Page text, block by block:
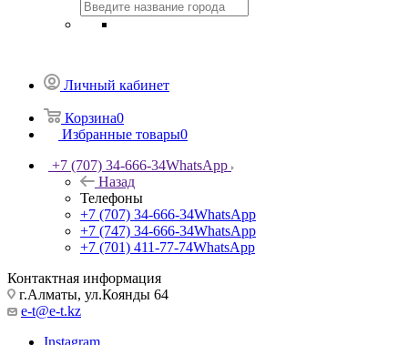
Личный кабинет
Корзина0
Избранные товары0
+7 (707) 34-666-34WhatsApp
Назад
Телефоны
+7 (707) 34-666-34WhatsApp
+7 (747) 34-666-34WhatsApp
+7 (701) 411-77-74WhatsApp
Контактная информация
г.Алматы, ул.Коянды 64
e-t@e-t.kz
Instagram